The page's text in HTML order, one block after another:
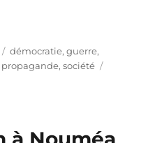
Étiquettes
démocratie,guerre,
propagande,société